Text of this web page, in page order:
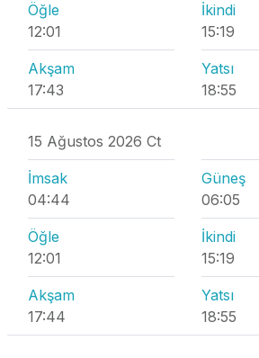
Öğle
12:01
İkindi
15:19
Akşam
17:43
Yatsı
18:55
15 Ağustos 2026 Ct
İmsak
04:44
Güneş
06:05
Öğle
12:01
İkindi
15:19
Akşam
17:44
Yatsı
18:55